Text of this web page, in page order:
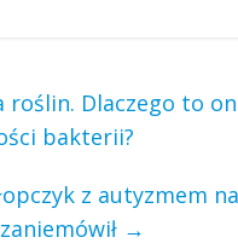
roślin. Dlaczego to
bakterii?
z autyzmem
→